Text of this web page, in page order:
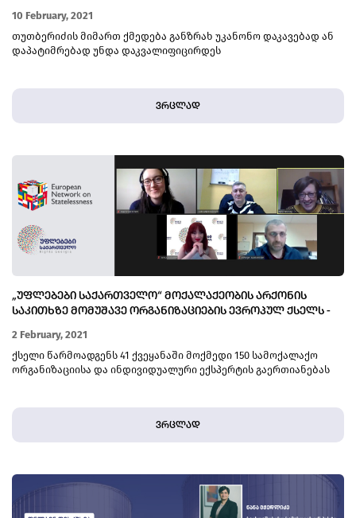
10 February, 2021
თუთბერიძის მიმართ ქმედება განზრახ უკანონო დაკავებად ან
დაპატიმრებად უნდა დაკვალიფიცირდეს
ვრცლად
„ᲣᲤᲚᲔᲑᲔᲑᲘ ᲡᲐᲥᲐᲠᲗᲕᲔᲚᲝ“ ᲛᲝᲥᲐᲚᲐᲥᲔᲝᲑᲘᲡ ᲐᲠᲥᲝᲜᲘᲡ
ᲡᲐᲙᲘᲗᲮᲖᲔ ᲛᲝᲛᲣᲨᲐᲕᲔ ᲝᲠᲒᲐᲜᲘᲖᲐᲪᲘᲔᲑᲘᲡ ᲔᲕᲠᲝᲞᲣᲚ ᲥᲡᲔᲚᲡ -
2 February, 2021
ქსელი წარმოადგენს 41 ქვეყანაში მოქმედი 150 სამოქალაქო
ორგანიზაციისა და ინდივიდუალური ექსპერტის გაერთიანებას
ვრცლად